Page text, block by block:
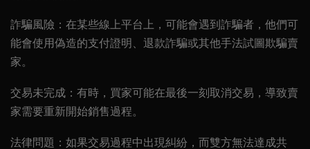
詐騙風險 ：在某些線上平台上，可能會遇到詐騙者，他們可
能會使用偽造的支付證明、退款詐騙或其他手法試圖欺騙賣
家。
交易未完成 ：有時，買家可能在最後一刻取消交易，導致賣
家需要重新開始銷售過程。
法律問題 ：如果交易過程中出現糾紛，而雙方無法達成共